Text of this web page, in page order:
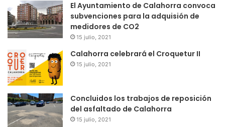
El Ayuntamiento de Calahorra convoca
subvenciones para la adquisión de
medidores de CO2
15 julio, 2021
Calahorra celebrará el Croquetur II
15 julio, 2021
Concluidos los trabajos de reposición
del asfaltado de Calahorra
15 julio, 2021